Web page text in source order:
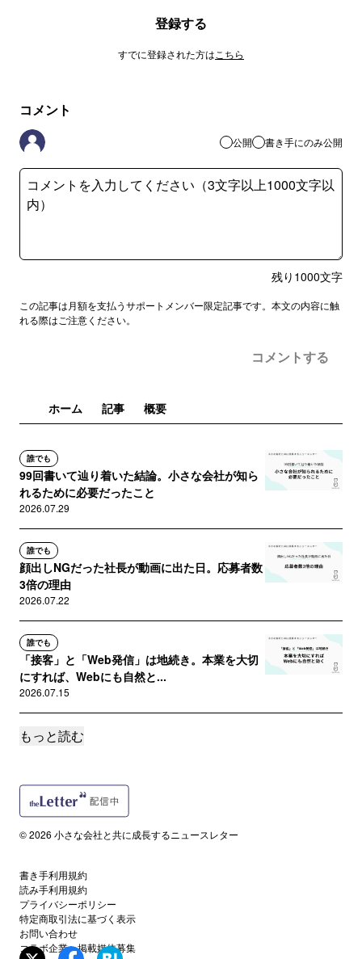
登録する
すでに登録された方は こちら
コメント
公開 書き手にのみ公開
残り 1000文字
この記事は月額を支払うサポートメンバー限定記事です。本文の内容に触
れる際はご注意ください。
コメントする
ホーム 記事 概要
誰でも
99回書いて辿り着いた結論。小さな会社が知ら
れるために必要だったこと
2026.07.29
誰でも
顔出しNGだった社長が動画に出た日。応募者数
3倍の理由
2026.07.22
誰でも
「接客」と「Web発信」は地続き。本業を大切
にすれば、Webにも自然と...
2026.07.15
誰でも
2026.07.08
トップダウンの会社で発信が続かない理由。
2026.07.01
サポートメンバー限定
発信が続く経営者と、続かない経営者。違いは
「リカバリー力」と信頼関係
もっと読む
© 2026 小さな会社と共に成長するニュースレター
書き手利用規約
読み手利用規約
プライバシーポリシー
特定商取引法に基づく表示
お問い合わせ
コラボ企業・掲載媒体募集